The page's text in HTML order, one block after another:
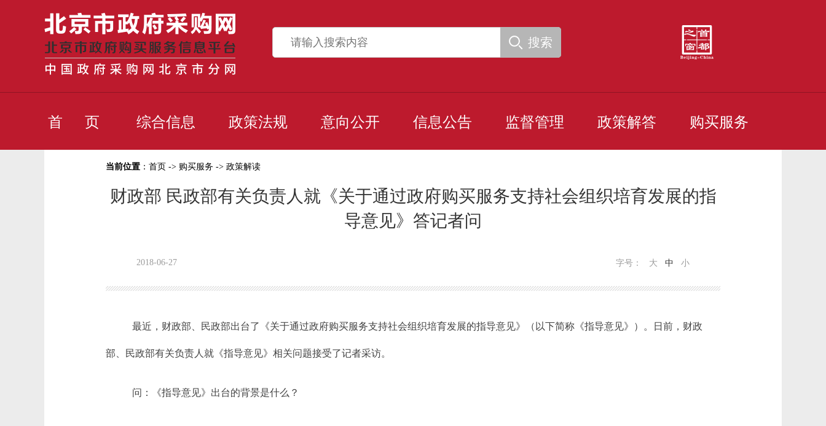
搜索
首 页 综合信息 政策法规 意向公开 信息公告 监督管理 政策解答 购买服务
当前位置 ： 首页 -> 购买服务 -> 政策解读
财政部 民政部有关负责人就《关于通过政府购买服务支持社会组织培育发展的指
导意见》答记者问
2018-06-27 字号： 大 中 小
最近，财政部、民政部出台了《关于通过政府购买服务支持社会组织培育发展的指导意见》（以下简称《指导意见》）。日前，财政
部、民政部有关负责人就《指导意见》相关问题接受了记者采访。
问：《指导意见》出台的背景是什么？